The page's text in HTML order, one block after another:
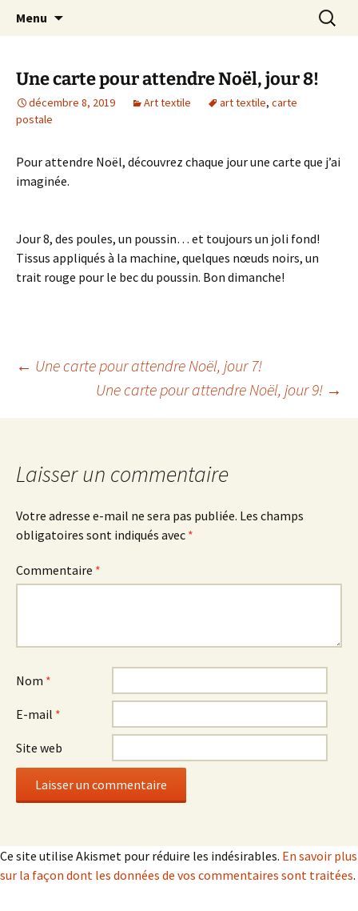
filsetcrayons
Le blog de Sophie A
Menu
Une carte pour attendre Noël, jour 8!
décembre 8, 2019 Art textile art textile, carte
postale
Pour attendre Noël, découvrez chaque jour une carte que j’ai
imaginée.
Jour 8, des poules, un poussin… et toujours un joli fond!
Tissus appliqués à la machine, quelques nœuds noirs, un
trait rouge pour le bec du poussin. Bon dimanche!
Navigation
des
articles
← Une carte pour attendre Noël, jour 7!
Une carte pour attendre Noël, jour 9! →
Laisser un commentaire
Votre adresse e-mail ne sera pas publiée. Les champs
obligatoires sont indiqués avec *
Commentaire *
Nom *
E-mail *
Site web
Ce site utilise Akismet pour réduire les indésirables. En savoir plus
sur la façon dont les données de vos commentaires sont traitées.